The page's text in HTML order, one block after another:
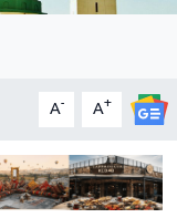
A- A+